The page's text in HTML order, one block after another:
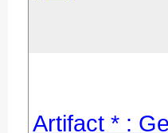
Artifact * :